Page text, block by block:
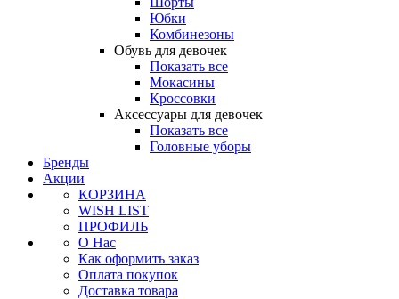
Юбки
Комбинезоны
Обувь для девочек
Показать все
Мокасины
Кроссовки
Аксессуары для девочек
Показать все
Головные уборы
Бренды
Акции
КОРЗИНА
WISH LIST
ПРОФИЛЬ
О Нас
Как оформить заказ
Оплата покупок
Доставка товара